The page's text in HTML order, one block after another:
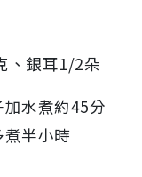
、銀耳1/2朵
水煮約45分
半小時